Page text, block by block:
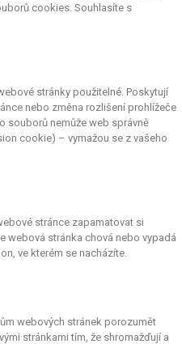
cookies. Souhlasíte s
stránky použitelné. Poskytují
nebo změna rozlišení prohlížeče
souborů nemůže web správně
cookie) – vymažou se z vašeho
stránce zapamatovat si
webová stránka chová nebo vypadá
ve kterém se nacházíte.
webových stránek porozumět
stránkami tím, že shromažďují a